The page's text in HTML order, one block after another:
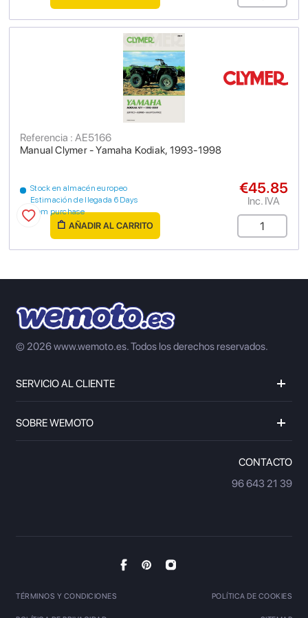
Manual Clymer - Yamaha Kodiak, 1993-1998
Referencia : AE5166
Stock en almacén europeo
Estimación de llegada 6 Days
from purchase
€45.85
Inc. IVA
AÑADIR AL CARRITO
© 2026 www.wemoto.es.Todos los derechos reservados.
SERVICIO AL CLIENTE
SOBRE WEMOTO
CONTACTO
96 643 21 39
TÉRMINOS Y CONDICIONES POLÍTICA DE COOKIES